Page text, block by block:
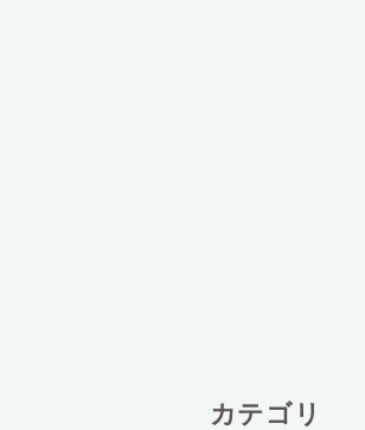
カテゴリ